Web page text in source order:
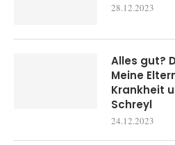
28.12.2023
Alles gut?
Meine
Krankheit
Schreyl
24.12.2023